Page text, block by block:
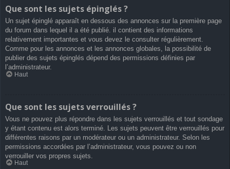
Que sont les sujets épinglés ?
Un sujet épinglé apparaît en dessous des annonces sur la première page
du forum dans lequel il a été publié. il contient des informations
relativement importantes et vous devez le consulter régulièrement.
Comme pour les annonces et les annonces globales, la possibilité de
publier des sujets épinglés dépend des permissions définies par
l’administrateur.
Haut
Que sont les sujets verrouillés ?
Vous ne pouvez plus répondre dans les sujets verrouillés et tout sondage
y étant contenu est alors terminé. Les sujets peuvent être verrouillés pour
différentes raisons par un modérateur ou un administrateur. Selon les
permissions accordées par l’administrateur, vous pouvez ou non
verrouiller vos propres sujets.
Haut